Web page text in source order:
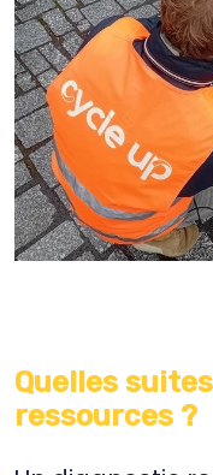
Quelles
ressources ?